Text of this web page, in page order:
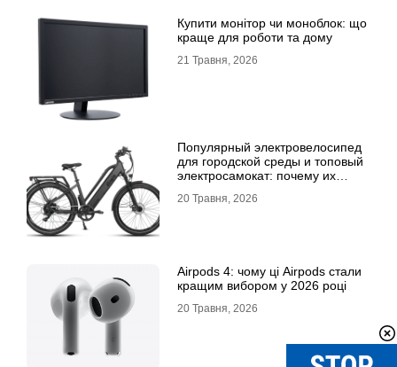
Купити монітор чи моноблок: що
краще для роботи та дому
21 Травня, 2026
Популярный электровелосипед
для городской среды и топовый
электросамокат: почему их
20 Травня, 2026
Airpods 4: чому ці Airpods стали
кращим вибором у 2026 році
20 Травня, 2026